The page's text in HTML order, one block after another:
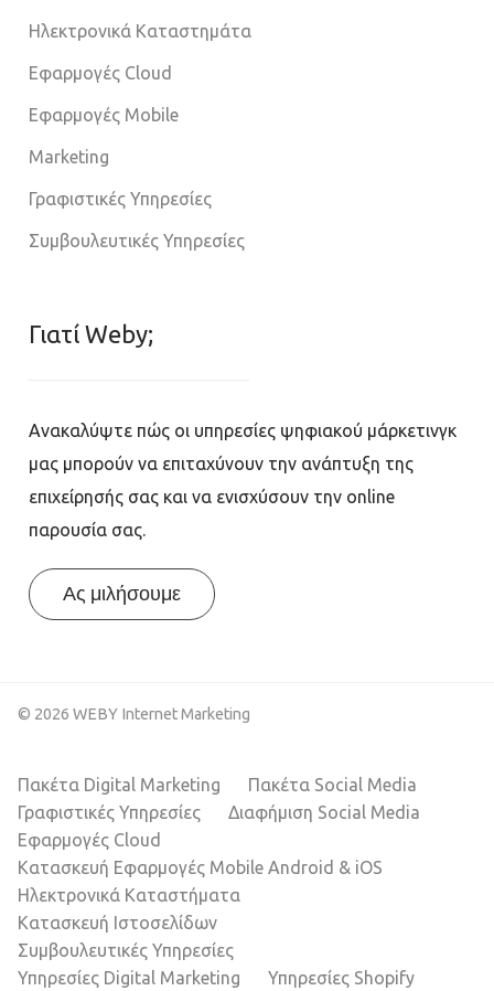
Ηλεκτρονικά Καταστημάτα
Εφαρμογές Cloud
Εφαρμογές Mobile
Marketing
Γραφιστικές Υπηρεσίες
Συμβουλευτικές Υπηρεσίες
Γιατί Weby;
Ανακαλύψτε πώς οι υπηρεσίες ψηφιακού μάρκετινγκ
μας μπορούν να επιταχύνουν την ανάπτυξη της
επιχείρησής σας και να ενισχύσουν την online
παρουσία σας.
Ας μιλήσουμε
© 2026 WEBY Internet Marketing
Πακέτα Digital Marketing
Πακέτα Social Media
Γραφιστικές Υπηρεσίες
Διαφήμιση Social Media
Εφαρμογές Cloud
Κατασκευή Εφαρμογές Mobile Android & iOS
Ηλεκτρονικά Καταστήματα
Κατασκευή Ιστοσελίδων
Συμβουλευτικές Υπηρεσίες
Υπηρεσίες Digital Marketing
Υπηρεσίες Shopify